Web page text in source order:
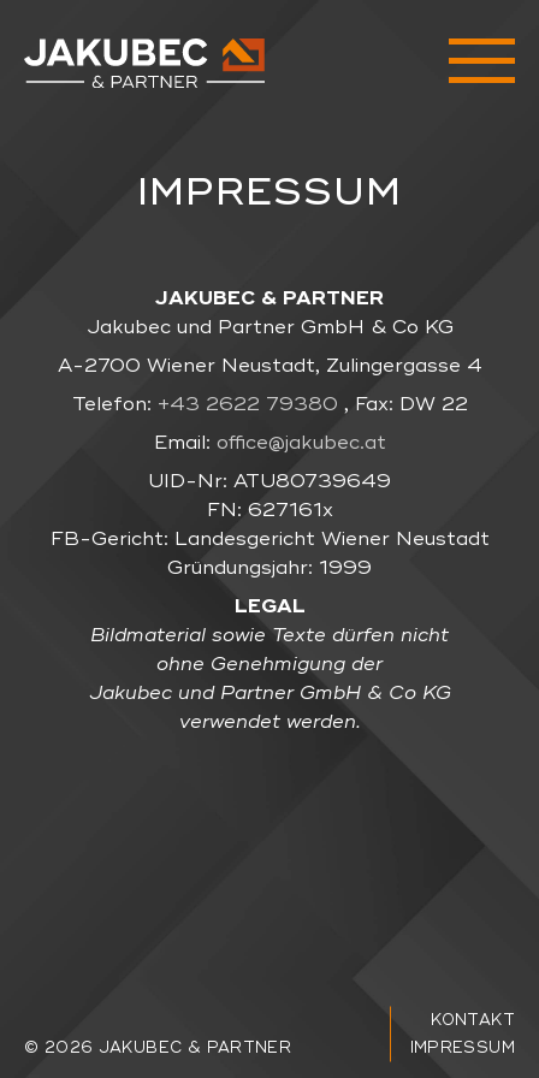
IMPRESSUM
JAKUBEC & PARTNER
Jakubec und Partner GmbH & Co KG
A-2700 Wiener Neustadt, Zulingergasse 4
Telefon: +43 2622 79380 , Fax: DW 22
Email: office@jakubec.at
UID-Nr: ATU80739649
FN: 627161x
FB-Gericht: Landesgericht Wiener Neustadt
Gründungsjahr: 1999
LEGAL
Bildmaterial sowie Texte dürfen nicht
ohne Genehmigung der
Jakubec und Partner GmbH & Co KG
verwendet werden.
© 2026 JAKUBEC & PARTNER
KONTAKT
IMPRESSUM